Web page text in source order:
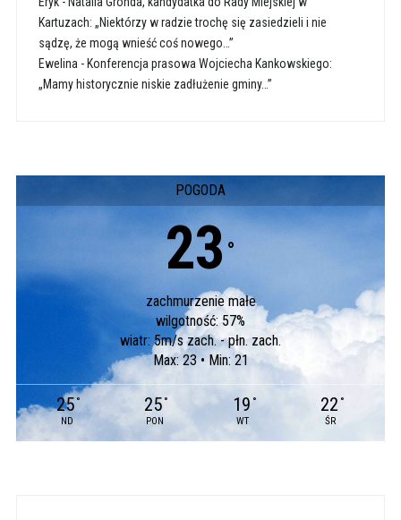
Kartuzach: „Niektórzy w radzie trochę się zasiedzieli i nie
sądzę, że mogą wnieść coś nowego…”
Ewelina - Konferencja prasowa Wojciecha Kankowskiego:
„Mamy historycznie niskie zadłużenie gminy…”
POGODA
23 °
zachmurzenie małe
wilgotność: 57%
wiatr: 5m/s zach. - płn. zach.
Max: 23 • Min: 21
25 °
ND
25 °
PON
19 °
WT
22 °
ŚR